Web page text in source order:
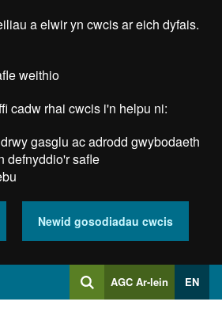
a elwir yn cwcis ar eich dyfais.
weithio
cadw rhai cwcis i'n helpu ni:
gasglu ac adrodd gwybodaeth
defnyddio'r safle
Newid gosodiadau cwcis
ChwilioMewngofnodi
i
AGC Ar-lein EN